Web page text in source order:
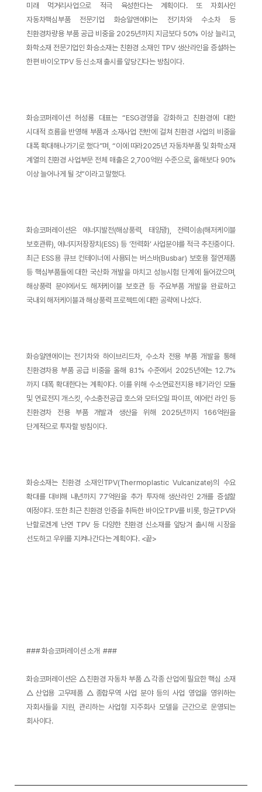
미래 먹거리사업으로 적극 육성한다는 계획이다. 또 자회사인
자동차핵심부품 전문기업 화승알앤에이는 전기차와 수소차 등
친환경차량용 부품 공급 비중을 2025년까지 지금보다 50% 이상 늘리고,
화학소재 전문기업인 화승소재는 친환경 소재인 TPV 생산라인을 증설하는
한편 바이오TPV 등 신소재 출시를 앞당긴다는 방침이다.
화승코퍼레이션 허성룡 대표는 “ESG경영을 강화하고 친환경에 대한
시대적 흐름을 반영해 부품과 소재사업 전반에 걸쳐 친환경 사업의 비중을
대폭 확대해나가기로 했다”며, “이에 따라2025년 자동차부품 및 화학소재
계열의 친환경 사업부문 전체 매출은 2,700억원 수준으로, 올해보다 90%
이상 늘어나게 될 것”이라고 말했다.
화승코퍼레이션은 에너지발전(해상풍력, 태양광), 전력이송(해저케이블
보호관류), 에너지저장장치(ESS) 등 ‘전력화’ 사업분야를 적극 추진중이다.
최근 ESS용 큐브 컨테이너에 사용되는 버스바(Busbar) 보호용 절연제품
등 핵심부품들에 대한 국산화 개발을 마치고 성능시험 단계에 들어갔으며,
해상풍력 분야에서도 해저케이블 보호관 등 주요부품 개발을 완료하고
국내외 해저케이블과 해상풍력 프로젝트에 대한 공략에 나섰다.
화승알앤에이는 전기차와 하이브리드차, 수소차 전용 부품 개발을 통해
친환경차용 부품 공급 비중을 올해 8.1% 수준에서 2025년에는 12.7%
까지 대폭 확대한다는 계획이다. 이를 위해 수소연료전지용 배기라인 모듈
및 연료전지 개스킷, 수소충전공급 호스와 모터오일 파이프, 에어컨 라인 등
친환경차 전용 부품 개발과 생산을 위해 2025년까지 166억원을
단계적으로 투자할 방침이다.
화승소재는 친환경 소재인TPV(Thermoplastic Vulcanizate)의 수요
확대를 대비해 내년까지 77억원을 추가 투자해 생산라인 2개를 증설할
예정이다. 또한 최근 친환경 인증을 취득한 바이오TPV를 비롯, 항균TPV와
난할로겐계 난연 TPV 등 다양한 친환경 신소재를 앞당겨 출시해 시장을
선도하고 우위를 지켜나간다는 계획이다. <끝>
### 화승코퍼레이션 소개 ###
화승코퍼레이션은 △친환경 자동차 부품 △각종 산업에 필요한 핵심 소재
△산업용 고무제품 △종합무역 사업 분야 등의 사업 영업을 영위하는
자회사들을 지원, 관리하는 사업형 지주회사 모델을 근간으로 운영되는
회사이다.